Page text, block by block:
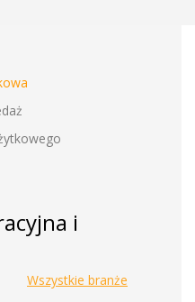
i
Wszystkie branże